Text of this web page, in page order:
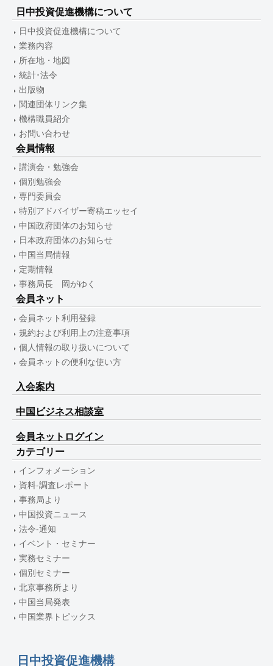
日中投資促進機構について
日中投資促進機構について
業務内容
所在地・地図
統計･法令
出版物
関連団体リンク集
機構職員紹介
お問い合わせ
会員情報
講演会・勉強会
個別勉強会
専門委員会
特別アドバイザー寄稿エッセイ
中国政府団体のお知らせ
日本政府団体のお知らせ
中国当局情報
定期情報
事務局長 岡がゆく
会員ネット
会員ネット利用登録
規約および利用上の注意事項
個人情報の取り扱いについて
会員ネットの便利な使い方
入会案内
中国ビジネス相談室
会員ネットログイン
カテゴリー
インフォメーション
資料-調査レポート
事務局より
中国投資ニュース
法令-通知
イベント・セミナー
実務セミナー
個別セミナー
北京事務所より
中国当局発表
中国業界トピックス
日中投資促進機構